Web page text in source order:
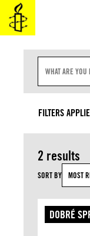
Prejsť
na
obsah
H
I
T
COUNTRIES
TOPICS
FILTERS
2 results
SORT BY MOST
DOBRÉ